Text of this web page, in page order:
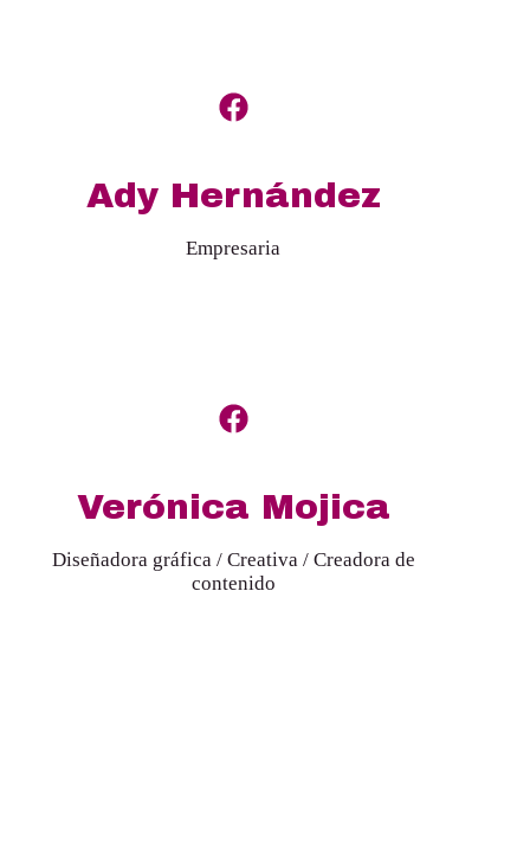
Ady Hernández
Empresaria
Verónica Mojica
Diseñadora gráfica / Creativa / Creadora de
contenido